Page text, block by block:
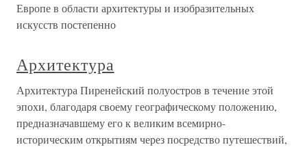
Европе в области архитектуры и изобразительных
искусств постепенно
Архитектура
Архитектура Пиренейский полуостров в течение этой
эпохи, благодаря своему географическому положению,
предназначавшему его к великим всемирно-
историческим открытиям через посредство путешествий,